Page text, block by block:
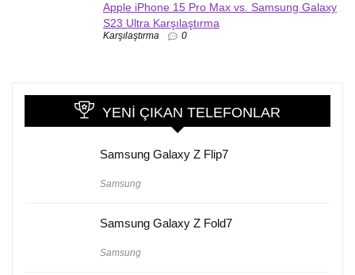
Apple iPhone 15 Pro Max vs. Samsung Galaxy
S23 Ultra Karşılaştırma
Karşılaştırma 0
YENI ÇIKAN TELEFONLAR
Samsung Galaxy Z Flip7
Samsung
Samsung Galaxy Z Fold7
Samsung